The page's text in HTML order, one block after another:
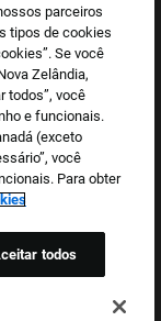
emprego,
origem nacional,
expressão de
deficiência,
protegida pelas
proibimos o
com base em
parceiros
tipos de cookies
Se você
Zelândia,
todos”, você
e funcionais.
(exceto
você
Para obter
todos